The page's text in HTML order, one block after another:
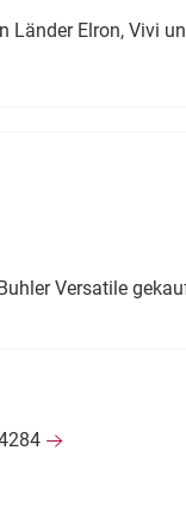
Länder Elron, Vivi
Versatile